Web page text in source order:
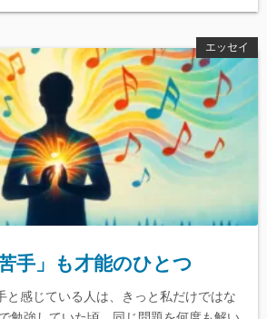
エッセイ
手」も才能のひとつ
感じている人は、きっと私だけではな